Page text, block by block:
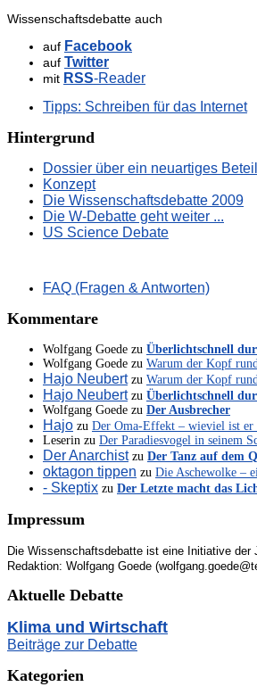
Wissenschaftsdebatte auch
auf Facebook
auf Twitter
mit RSS-Reader
Tipps: Schreiben für das Internet
Hintergrund
Dossier über ein neuartiges
Konzept
Die Wissenschaftsdebatte 2009
Die W-Debatte geht weiter ...
US Science Debate
FAQ (Fragen & Antworten)
Kommentare
Wolfgang Goede zu Überlichtschnell
Wolfgang Goede zu Warum der Kopf
Hajo Neubertzu Warum der Kopf
Hajo Neubertzu Überlichtschnell
Wolfgang Goede zu Der Ausbrecher
Hajo zu Der Oma-Effekt – wieviel ist er
Leserin zu Der Paradiesvogel in seinem
Der Anarchistzu Der Tanz auf dem
oktagon tippen zu Die Aschewolke –
- Skeptix zu Der Letzte macht das
Impressum
Die Wissenschaftsdebatte ist eine Initiative der
Redaktion: Wolfgang Goede
Aktuelle Debatte
Klima und Wirtschaft
Beiträge zur Debatte
Kategorien